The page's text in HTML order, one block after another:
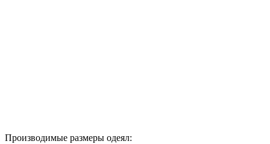
Производимые размеры одеял: